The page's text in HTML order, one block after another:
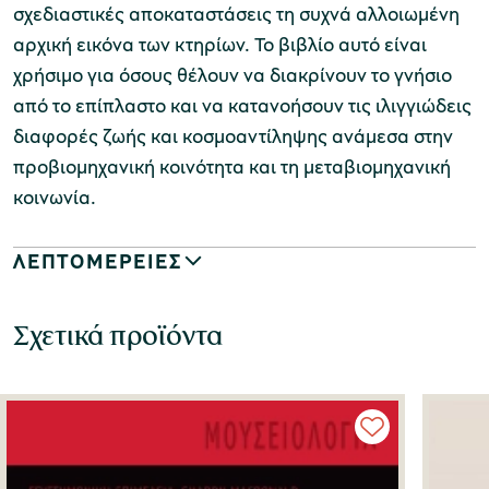
σχεδιαστικές αποκαταστάσεις τη συχνά αλλοιωμένη
αρχική εικόνα των κτηρίων. Το βιβλίο αυτό είναι
χρήσιμο για όσους θέλουν να διακρίνουν το γνήσιο
από το επίπλαστο και να κατανοήσουν τις ιλιγγιώδεις
διαφορές ζωής και κοσμοαντίληψης ανάμεσα στην
προβιομηχανική κοινότητα και τη μεταβιομηχανική
κοινωνία.
ΛΕΠΤΟΜΕΡΕΙΕΣ
Σχετικά προϊόντα